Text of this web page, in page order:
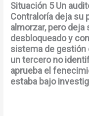
Situación 5 Un
Contraloría deja su
almorzar, pero
desbloqueado y
sistema de gestión
un tercero no
aprueba el
estaba bajo